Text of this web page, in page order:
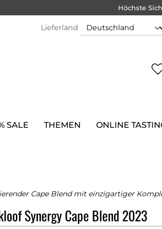
Höchste
Lieferland
SALE THEMEN ONLINE
Cape Blend mit einzigartiger
Synergy Cape Blend 2023